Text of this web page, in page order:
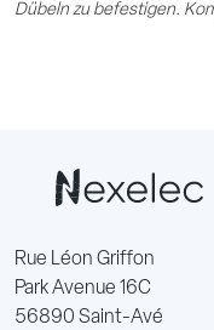
Dübeln zu befestigen.
Rue Léon Griffon
Park Avenue 16C
56890 Saint-Avé